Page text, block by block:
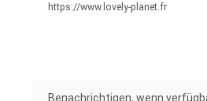
https://www.lovely-planet.fr
Benachrichtigen, wenn